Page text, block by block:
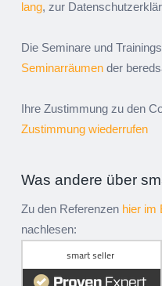
lang, zur
Die Seminare und
Seminarräumen der
Ihre Zustimmung zu den
Zustimmung wiederrufen
Was andere über
Zu den Referenzen hier im
nachlesen: